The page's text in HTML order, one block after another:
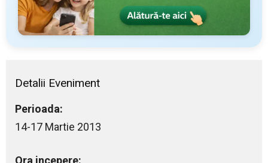
Detalii Eveniment
Perioada:
14-17 Martie 2013
Ora incepere: